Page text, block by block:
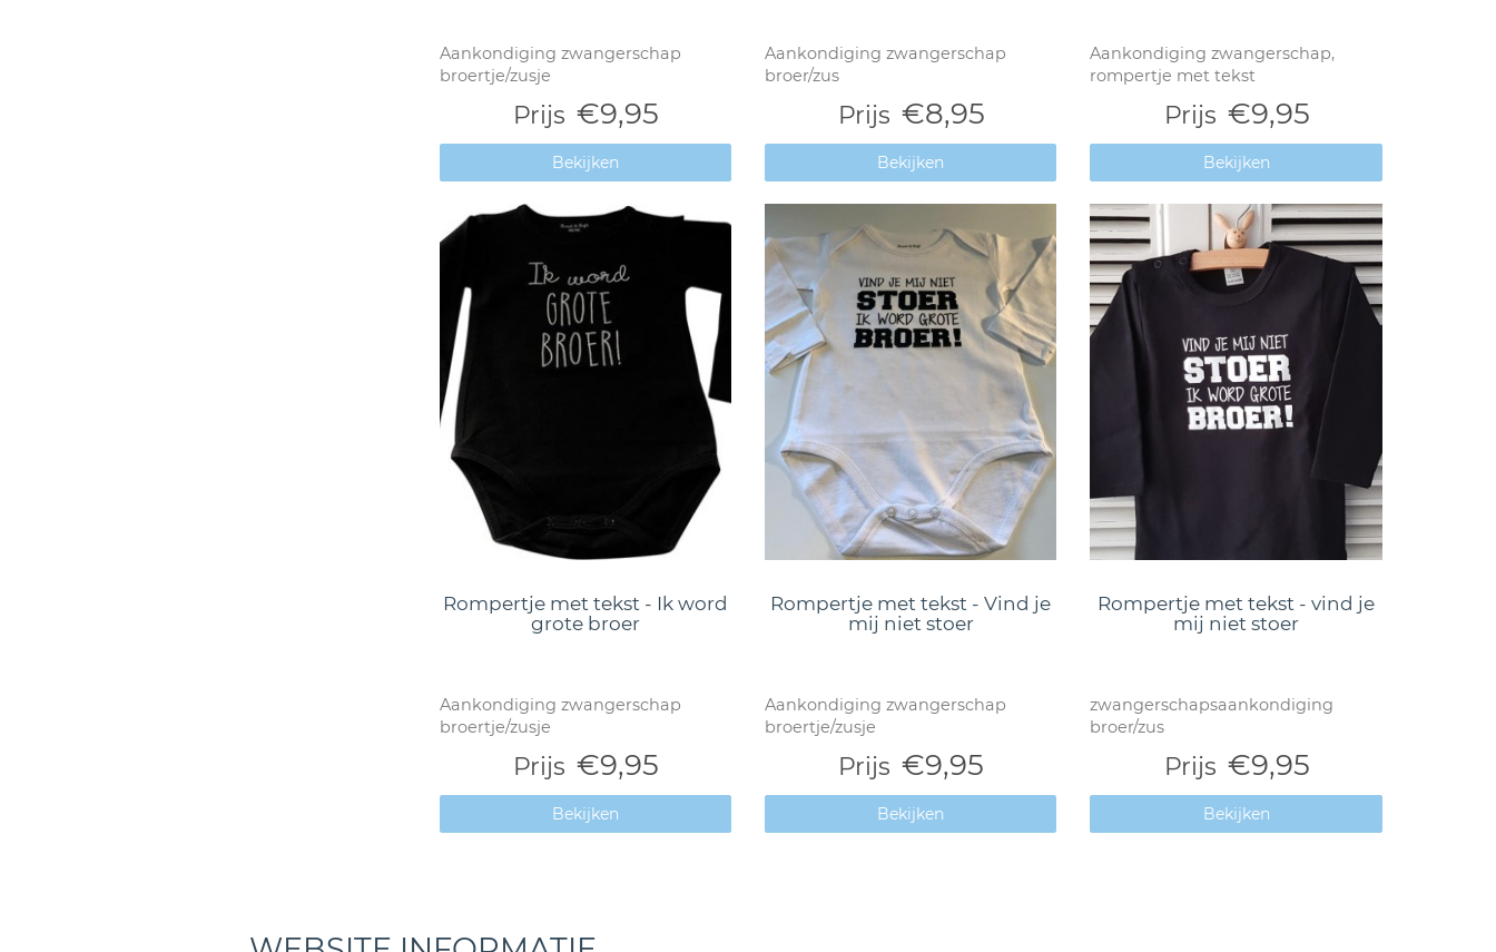
Aankondiging zwangerschap
broertje/zusje
Prijs €9,95
Bekijken
Aankondiging zwangerschap
broer/zus
Prijs €8,95
Bekijken
Aankondiging zwangerschap,
rompertje met tekst
Prijs €9,95
Bekijken
Rompertje met tekst - Ik word
grote broer
Aankondiging zwangerschap
broertje/zusje
Prijs €9,95
Bekijken
Rompertje met tekst - Vind je
mij niet stoer
Aankondiging zwangerschap
broertje/zusje
Prijs €9,95
Bekijken
Rompertje met tekst - vind je
mij niet stoer
zwangerschapsaankondiging
broer/zus
Prijs €9,95
Bekijken